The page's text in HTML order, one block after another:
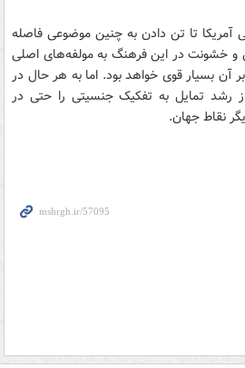
آمریکا تا تن دادن به چنین موضوعی فاصله
و خشونت در این فرهنگ به مولفه‌های اصلی
آن بسیار قوی خواهد بود. اما به هر حال در
رشد تمایل به تفکیک جنسیتی را حتی در
نقاط جهان.